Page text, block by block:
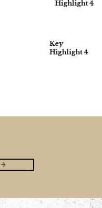
Key
Highlight 4
Highlight 4